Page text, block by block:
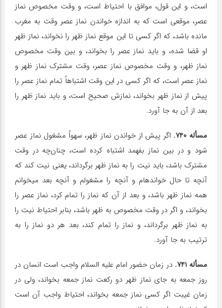
است، و این قول، موافق با احتیاط است، و وقت مخصوص نماز
عصر، موقعی است که به اندازه خواندن نماز عصر وقت به مغرب
مانده باشد، که اگر کسی تا این موقع نماز ظهر را نخواند، نماز ظهر
او قضا شده، و باید نماز عصر را بخواند، و بین وقت مخصوص
نماز ظهر، و وقت مخصوص نماز عصر، وقت مشترک نماز ظهر و
نماز عصر است، که اگر کسی در این وقت اشتباهاً تمام نماز عصر را
پیش از نماز ظهر بخواند، نمازش صحیح است، و باید نماز ظهر را
بعد از آن به جا آورد.
مسأله 740.
اگر پیش از خواندن نماز ظهر، سهواً مشغول نماز عصر
شود و در بین نماز بفهمد اشتباه کرده است، چنان‌چه در وقت
مشترک باشد، باید نیت را به نماز ظهر برگرداند، یعنی نیت کند که
آنچه تا حال خوانده‎ام و آنچه را مشغولم و آنچه بعد می‎خوانم
همه نماز ظهر باشد، و بعد از آن که نماز را تمام کرد، نماز عصر را
بخواند، و اگر در وقت مخصوص به ظهر باشد، بنابر احتیاط نیت را
به نماز ظهر برگرداند، و نماز را تمام کند، بعد هر دو نماز را به
ترتیب به جا آورد.
مسأله 741.
در زمان حضور امام علیه ‌السلام واجب است انسان در
روز جمعه به جای نماز ظهر دو رکعت نماز جمعه بخواند، ولی در
زمان غیبت اگر کسی نماز جمعه بخواند، احتیاط واجب آن است